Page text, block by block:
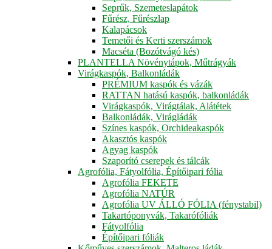
Seprűk, Szemeteslapátok
Fűrész, Fűrészlap
Kalapácsok
Temetői és Kerti szerszámok
Macséta (Bozótvágó kés)
PLANTELLA Növénytápok, Műtrágyák
Virágkaspók, Balkonládák
PRÉMIUM kaspók és vázák
RATTAN hatású kaspók, balkonládák
Virágkaspók, Virágtálak, Alátétek
Balkonládák, Virágládák
Színes kaspók, Orchideakaspók
Akasztós kaspók
Agyag kaspók
Szaporító cserepek és tálcák
Agrofólia, Fátyolfólia, Építőipari fólia
Agrofólia FEKETE
Agrofólia NATÚR
Agrofólia UV ÁLLÓ FÓLIA (fénystabil)
Takartóponyvák, Takarófóliák
Fátyolfólia
Építőipari fóliák